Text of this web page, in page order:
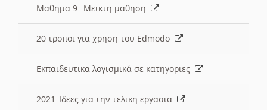
Μαθημα 9_ Μεικτη μαθηση
20 τροποι για χρηση του Edmodo
Εκπαιδευτικα λογισμικά σε κατηγοριες
2021_Ιδεες για την τελικη εργασια